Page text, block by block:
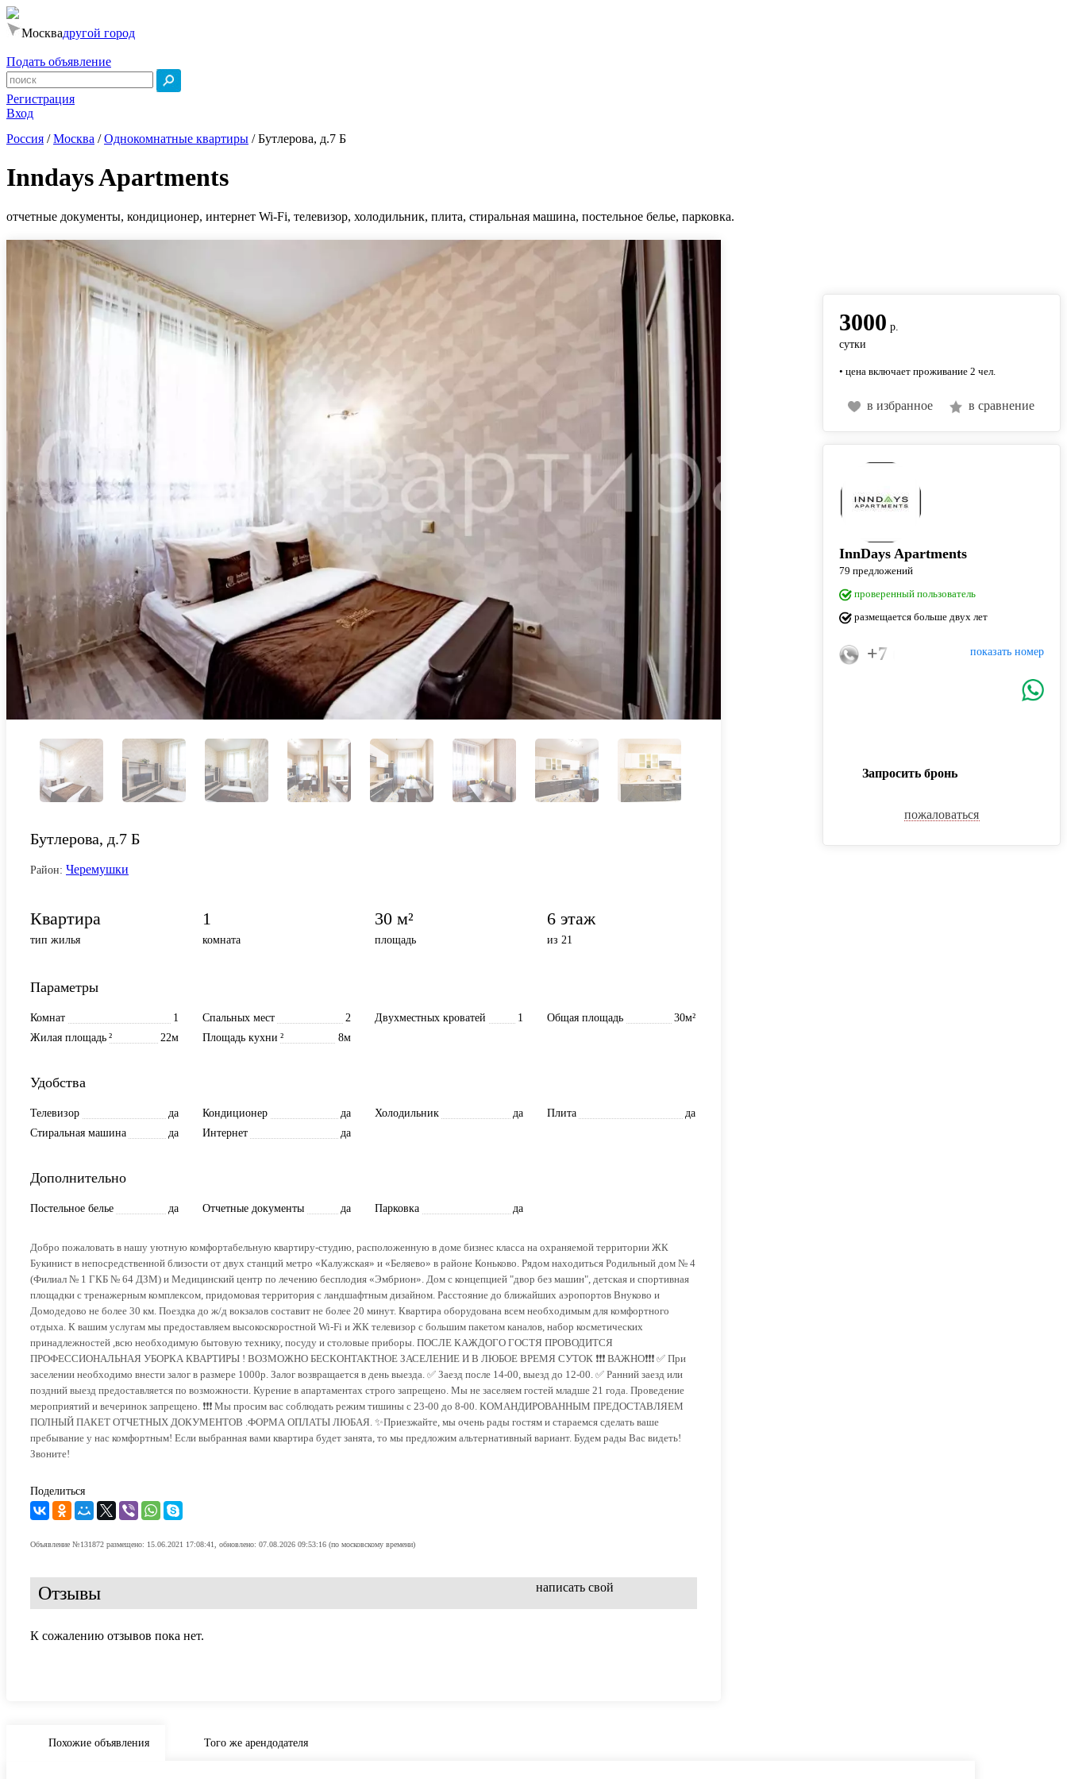
Москвадругой город
Подать объявление
Регистрация
Вход
Россия /Москва /Однокомнатные квартиры /Бутлерова, д.7 Б
Inndays Apartments
отчетные документы, кондиционер, интернет Wi-Fi, телевизор, холодильник, плита, стиральная машина, постельное белье, парковка.
Бутлерова, д.7 Б
Район: Черемушки
Квартира
тип жилья
1
комната
30 м²
площадь
6 этаж
из 21
Параметры
Комнат 1 Спальных мест 2 Двухместных кроватей 1 Общая площадь
30м²
Жилая площадь
22м
² Площадь кухни 8м
²
Удобства
Телевизор да Кондиционер да Холодильник да Плита
да
Стиральная машина
да Интернет да
Дополнительно
Постельное белье да Отчетные документы да Парковка да
Добро пожаловать в нашу уютную комфортабельную квартиру-студию, расположенную в доме бизнес класса на охраняемой территории ЖК
Букинист в непосредственной близости от двух станций метро «Калужская» и «Беляево» в районе Коньково. Рядом находиться Родильный дом № 4
(Филиал № 1 ГКБ № 64 ДЗМ) и Медицинский центр по лечению бесплодия «Эмбрион». Дом с концепцией "двор без машин", детская и спортивная
площадки с тренажерным комплексом, придомовая территория с ландшафтным дизайном. Расстояние до ближайших аэропортов Внуково и
Домодедово не более 30 км. Поездка до ж/д вокзалов составит не более 20 минут. Квартира оборудована всем необходимым для комфортного
отдыха. К вашим услугам мы предоставляем высокоскоростной Wi-Fi и ЖК телевизор с большим пакетом каналов, набор косметических
принадлежностей ,всю необходимую бытовую технику, посуду и столовые приборы. ПОСЛЕ КАЖДОГО ГОСТЯ ПРОВОДИТСЯ
ПРОФЕССИОНАЛЬНАЯ УБОРКА КВАРТИРЫ ! ВОЗМОЖНО БЕСКОНТАКТНОЕ ЗАСЕЛЕНИЕ И В ЛЮБОЕ ВРЕМЯ СУТОК ❗️❗️❗️ ВАЖНО❗️❗️❗️ ✅ При
заселении необходимо внести залог в размере 1000р. Залог возвращается в день выезда. ✅ Заезд после 14-00, выезд до 12-00. ✅ Ранний заезд или
поздний выезд предоставляется по возможности. Курение в апартаментах строго запрещено. Мы не заселяем гостей младше 21 года. Проведение
мероприятий и вечеринок запрещено. ❗️❗️❗️ Мы просим вас соблюдать режим тишины с 23-00 до 8-00. КОМАНДИРОВАННЫМ ПРЕДОСТАВЛЯЕМ
ПОЛНЫЙ ПАКЕТ ОТЧЕТНЫХ ДОКУМЕНТОВ .ФОРМА ОПЛАТЫ ЛЮБАЯ. ✨Приезжайте, мы очень рады гостям и стараемся сделать ваше
пребывание у нас комфортным! Если выбранная вами квартира будет занята, то мы предложим альтернативный вариант. Будем рады Вас видеть!
Звоните!
Поделиться
Объявление №131872 размещено: 15.06.2021 17:08:41, обновлено: 07.08.2026 09:53:16 (по московскому времени)
Отзывы написать свой
К сожалению отзывов пока нет.
3000 р.
сутки
• цена включает проживание 2 чел.
в избранное в сравнение
InnDays Apartments
79 предложений
проверенный пользователь
размещается больше двух лет
показать номер
+7 (915) 018-37-33
Запросить бронь
пожаловаться
Похожие объявления Того же арендодателя